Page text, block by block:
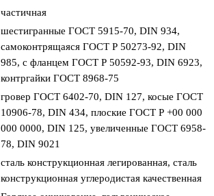
частичная
шестигранные ГОСТ 5915-70, DIN 934,
самоконтрящаяся ГОСТ Р 50273-92, DIN
985, с фланцем ГОСТ Р 50592-93, DIN 6923,
контргайки ГОСТ 8968-75
гровер ГОСТ 6402-70, DIN 127, косые ГОСТ
10906-78, DIN 434, плоские ГОСТ Р +00 000
000 0000, DIN 125, увеличенные ГОСТ 6958-
78, DIN 9021
сталь конструкционная легированная, сталь
конструкционная углеродистая качественная